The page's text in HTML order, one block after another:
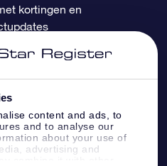
content and ads, to
and to analyse our
about your use of
advertising and
kortingen en